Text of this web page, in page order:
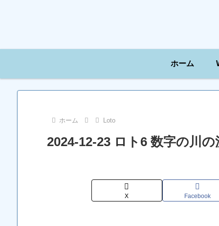
ホーム
ホーム Loto
2024-12-23 ロト6 数字の川
X Facebook